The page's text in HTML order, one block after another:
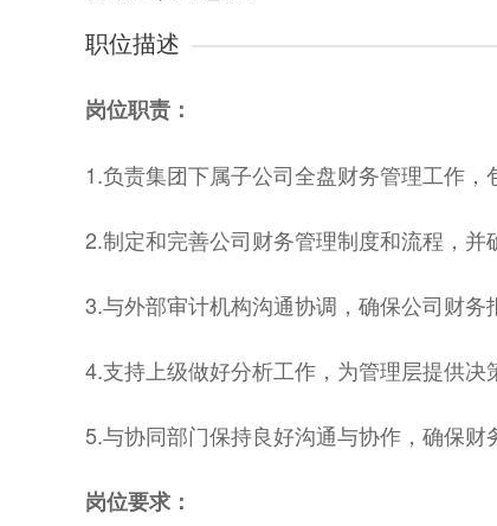
职位描述
岗位职责：
1.负责集团下属子公司全盘财务管理工作，
2.制定和完善公司财务管理制度和流程，并
3.与外部审计机构沟通协调，确保公司财务
4.支持上级做好分析工作，为管理层提供决
5.与协同部门保持良好沟通与协作，确保财
岗位要求：